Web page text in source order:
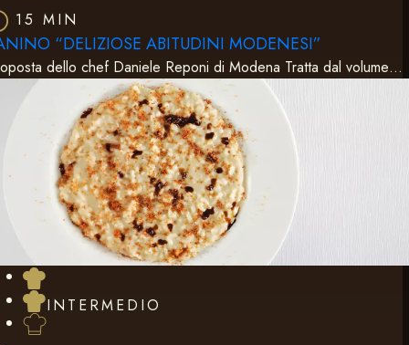
15 MIN
“DELIZIOSE ABITUDINI MODENESI”
dello chef Daniele Reponi di Modena Tratta dal volume…
INTERMEDIO